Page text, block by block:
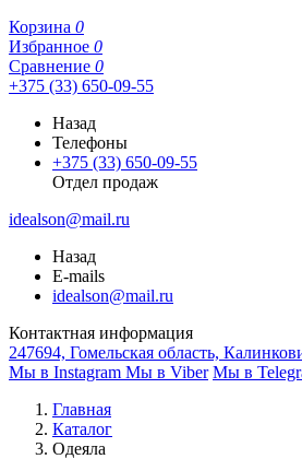
Корзина 0
Избранное 0
Сравнение 0
+375 (33) 650-09-55
Назад
Телефоны
+375 (33) 650-09-55
Отдел продаж
idealson@mail.ru
Назад
E-mails
idealson@mail.ru
Контактная информация
247694, Гомельская область,
Мы в Instagram Мы в Viber Мы в
Главная
Каталог
Одеяла